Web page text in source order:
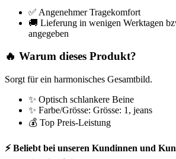
✅ Angenehmer Tragekomfort
🚚 Lieferung in wenigen Werktagen
angegeben
🔥 Warum dieses Produkt?
Sorgt für ein harmonisches Gesamtbild.
✨ Optisch schlankere Beine
✨ Farbe/Grösse: Grösse: 1, jeans
💰 Top Preis-Leistung
⚡ Beliebt bei unseren Kundinnen und